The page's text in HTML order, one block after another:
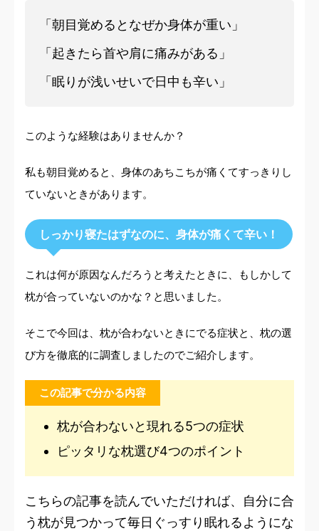
「朝目覚めるとなぜか身体が重い」
「起きたら首や肩に痛みがある」
「眠りが浅いせいで日中も辛い」
このような経験はありませんか？
私も朝目覚めると、身体のあちこちが痛く てすっきりし
ていないときがあります。
しっかり寝たはずなのに、身体が痛くて辛い！
これは何が原因なんだろうと考えたときに、もしかして
枕が合っていないのかな？と思いました。
そこで今回は、枕が合わないときにでる症状と、枕の選
び方を徹底的に調査しましたのでご紹介します。
この記事で分かる内容
枕が合わないと現れる5つの症状
ピッタリな枕選び4つのポイント
こちらの記事を読んでいただければ、自分に合
う枕が見つかって毎日ぐっすり眠れるようにな